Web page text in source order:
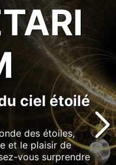
ciel étoilé
des étoiles,
et le plaisir de
vous surprendre